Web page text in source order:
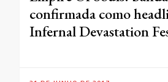
confirmada como
Infernal Devastation